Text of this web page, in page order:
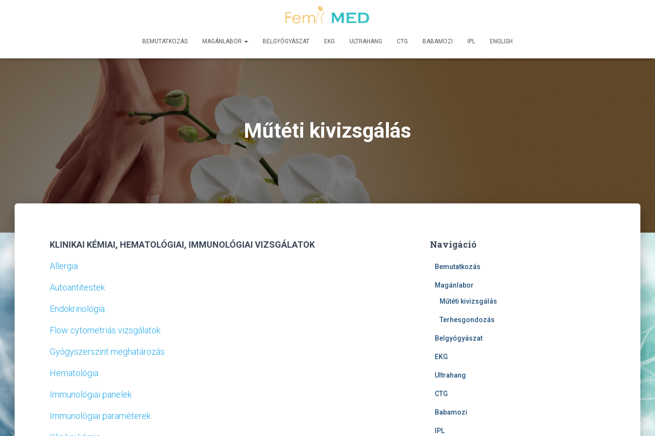
BEMUTATKOZÁS MAGÁNLABOR BELGYÓGYÁSZAT EKG ULTRAHANG CTG BABAMOZI IPL ENGLISH
Műtéti kivizsgálás
KLINIKAI KÉMIAI, HEMATOLÓGIAI, IMMUNOLÓGIAI VIZSGÁLATOK
Allergia
Autoantitestek
Endokrinológia
Flow cytometriás vizsgálatok
Gyógyszerszint meghatározás
Hematológia
Immunológiai panelek
Immunológiai paraméterek
Navigáció
Bemutatkozás
Magánlabor
Műtéti kivizsgálás
Terhesgondozás
Belgyógyászat
EKG
Ultrahang
CTG
Babamozi
IPL